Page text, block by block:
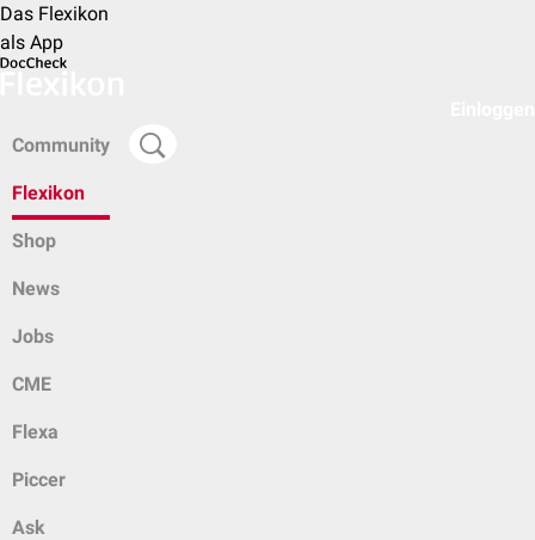
Das Flexikon
als App
Community
Flexikon
Shop
News
Jobs
CME
Flexa
Piccer
Ask